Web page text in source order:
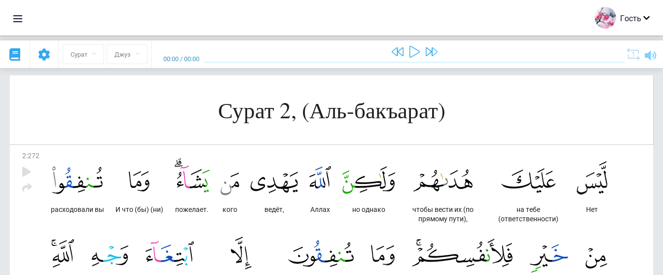
Гость
Сурат Джуз 00:00 /00:00
Сурат 2, (Аль-бакъарат)
2:272
Нет
на тебе
(ответственности)
чтобы вести их (по
прямому пути),
но однако
Аллах
ведёт,
кого
пожелает.
И что (бы) (ни)
расходовали вы